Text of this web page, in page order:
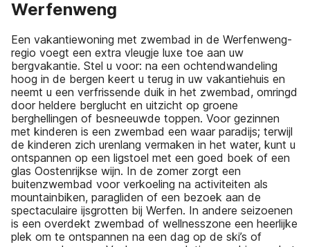
Werfenweng
Een vakantiewoning met zwembad in de Werfenweng-
regio voegt een extra vleugje luxe toe aan uw
bergvakantie. Stel u voor: na een ochtendwandeling
hoog in de bergen keert u terug in uw vakantiehuis en
neemt u een verfrissende duik in het zwembad, omringd
door heldere berglucht en uitzicht op groene
berghellingen of besneeuwde toppen. Voor gezinnen
met kinderen is een zwembad een waar paradijs; terwijl
de kinderen zich urenlang vermaken in het water, kunt u
ontspannen op een ligstoel met een goed boek of een
glas Oostenrijkse wijn. In de zomer zorgt een
buitenzwembad voor verkoeling na activiteiten als
mountainbiken, paragliden of een bezoek aan de
spectaculaire ijsgrotten bij Werfen. In andere seizoenen
is een overdekt zwembad of wellnesszone een heerlijke
plek om te ontspannen na een dag op de ski’s of